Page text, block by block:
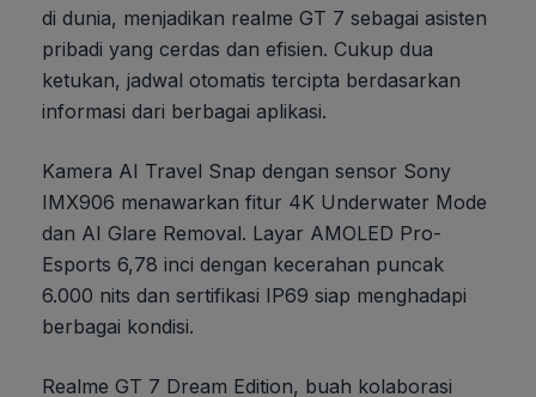
di dunia, menjadikan realme GT 7 sebagai asisten
pribadi yang cerdas dan efisien. Cukup dua
ketukan, jadwal otomatis tercipta berdasarkan
informasi dari berbagai aplikasi.
Kamera AI Travel Snap dengan sensor Sony
IMX906 menawarkan fitur 4K Underwater Mode
dan AI Glare Removal. Layar AMOLED Pro-
Esports 6,78 inci dengan kecerahan puncak
6.000 nits dan sertifikasi IP69 siap menghadapi
berbagai kondisi.
Realme GT 7 Dream Edition, buah kolaborasi